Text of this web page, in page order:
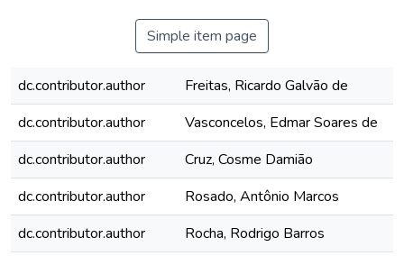
Simple item page
dc.contributor.author
Freitas, Ricardo Galvão de
dc.contributor.author
Vasconcelos, Edmar Soares de
dc.contributor.author
Cruz, Cosme Damião
dc.contributor.author
Rosado, Antônio Marcos
dc.contributor.author
Rocha, Rodrigo Barros